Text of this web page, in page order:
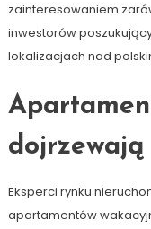
zainteresowaniem
inwestorów
lokalizacjach nad
Eksperci rynku
apartamentów